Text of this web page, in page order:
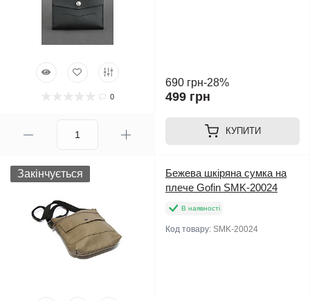
0
690 грн-28%
499 грн
КУПИТИ
Закінчується
Бежева шкіряна сумка на
плече Gofin SMK-20024
В наявності
Код товару: SMK-20024